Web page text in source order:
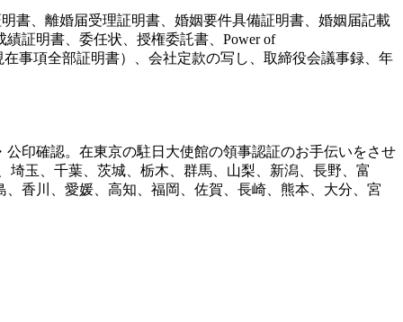
書、離婚届受理証明書、婚姻要件具備証明書、婚姻届記載
証明書、委任状、授権委託書、Power of
在事項全部証明書）、会社定款の写し、取締役会議事録、年
印確認。在東京の駐日大使館の領事認証のお手伝いをさせ
玉、千葉、茨城、栃木、群馬、山梨、新潟、長野、富
香川、愛媛、高知、福岡、佐賀、長崎、熊本、大分、宮